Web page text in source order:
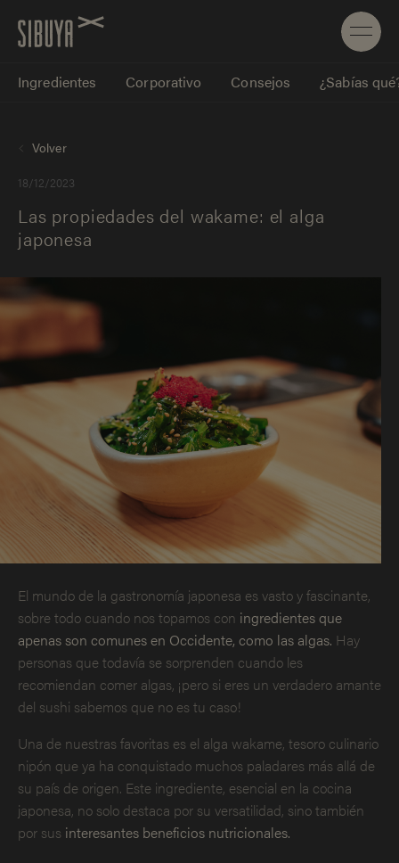
Ingredientes Corporativo Consejos ¿Sabías
18/12/2023
Volver
Las propiedades del wakame: el alga
japonesa
El mundo de la gastronomía japonesa es vasto y fascinante,
sobre todo cuando nos topamos con ingredientes que
apenas son comunes en Occidente, como las algas. Hay
personas que todavía se sorprenden cuando les
recomiendan comer algas, ¡pero si eres un verdadero amante
del sushi sabemos que no es tu caso!
Una de nuestras favoritas es el alga wakame, tesoro culinario
nipón que ya ha conquistado muchos paladares más allá de
su país de origen. Este ingrediente, esencial en la cocina
japonesa, no solo destaca por su versatilidad, sino también
por sus interesantes beneficios nutricionales.